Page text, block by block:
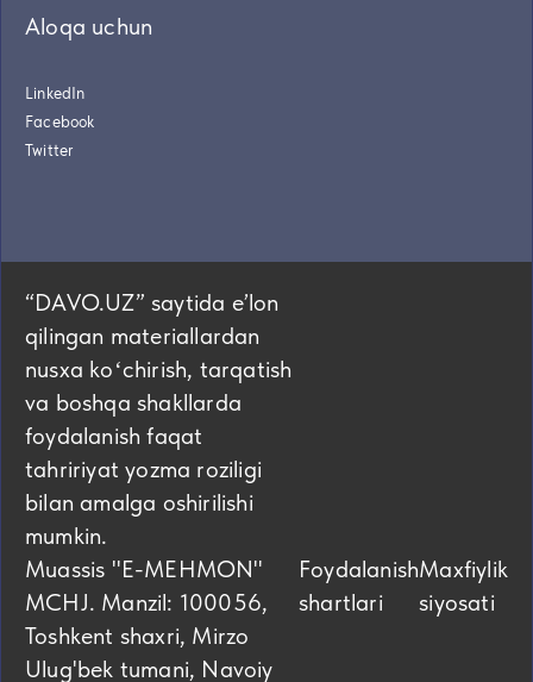
Aloqa uchun
LinkedIn
Facebook
Twitter
“DAVO.UZ” saytida eʼlon
qilingan materiallardan
nusxa koʻchirish, tarqatish
va boshqa shakllarda
foydalanish faqat
tahririyat yozma roziligi
bilan amalga oshirilishi
mumkin.
Muassis "E-MEHMON"
MCHJ. Manzil: 100056,
Toshkent shaxri, Mirzo
Ulug'bek tumani, Navoiy
Foydalanish
shartlari
Maxfiylik
siyosati